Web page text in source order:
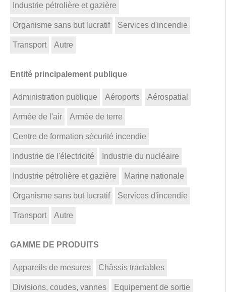
Industrie pétrolière et gazière
Organisme sans but lucratif Services d'incendie
Transport Autre
Entité principalement publique
Administration publique Aéroports Aérospatial
Armée de l'air Armée de terre
Centre de formation sécurité incendie
Industrie de l'électricité Industrie du nucléaire
Industrie pétrolière et gazière Marine nationale
Organisme sans but lucratif Services d'incendie
Transport Autre
GAMME DE PRODUITS
Appareils de mesures Châssis tractables
Divisions, coudes, vannes Equipement de sortie